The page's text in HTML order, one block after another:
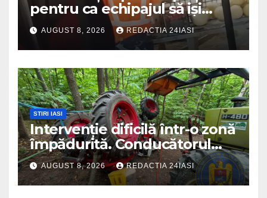
pentru ca echipajul să iși
cumpere pepene și legume.
DSU a anuntat că va aplica
sancțiuni
AUGUST 8, 2026 REDACTIA 24IASI
STIRI IASI
Intervenție dificilă într-o zonă
împădurită. Conducătorul
unui tractor răsturnat, salvat
prin efortul comun al
echipajelor de intervenție
AUGUST 8, 2026 REDACTIA 24IASI